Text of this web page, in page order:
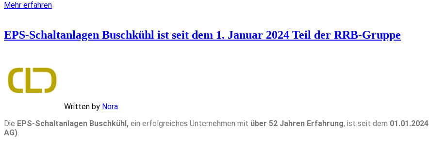
Mehr erfahren
EPS-Schaltanlagen Buschkühl ist seit dem 1. Januar 2024 Teil der RRB-Gruppe
Written by Nora
Die EPS-Schaltanlagen Buschkühl, ein erfolgreiches Unternehmen mit über 52 Jahren Erfahrung, ist seit dem 01.01.2024
AG).